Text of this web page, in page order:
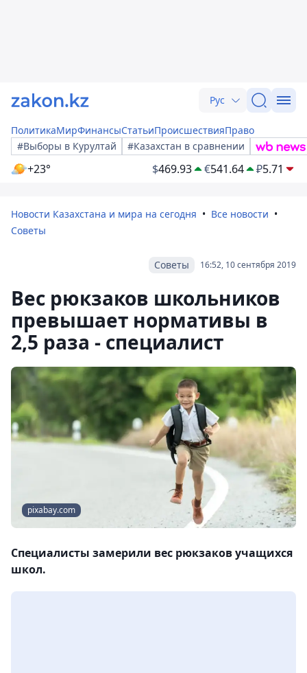
Рус
ПолитикаМирФинансыСтатьиПроисшествияПраво
#Выборы в Курултай
#Казахстан в сравнении
+23° $469.93 €541.64 ₽5.71
Новости Казахстана и мира на сегодня
Все новости
Советы
16:52, 10 сентября 2019
Советы
Вес рюкзаков школьников
превышает нормативы в
2,5 раза - специалист
pixabay.com
Специалисты замерили вес рюкзаков учащихся
школ.